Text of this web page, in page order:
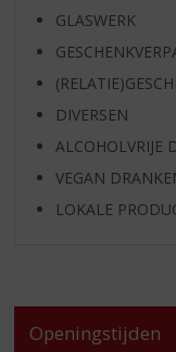
GLASWERK
DIVERSEN
ALCOHOLVRIJE
VEGAN
LOKALE
Openingstijden